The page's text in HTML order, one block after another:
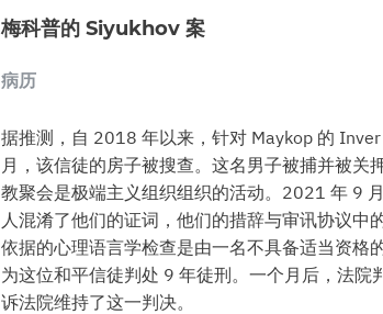
梅科普的 Siyukhov 案
病历
据推测，自 2018 年以来，针对 Maykop 的
月，该信徒的房子被搜查。这名男子被捕并被
教聚会是极端主义组织组织的活动。2021 年 9
人混淆了他们的证词，他们的措辞与审讯协议
依据的心理语言学检查是由一名不具备适当资
为这位和平信徒判处 9 年徒刑。一个月后，法
诉法院维持了这一判决。